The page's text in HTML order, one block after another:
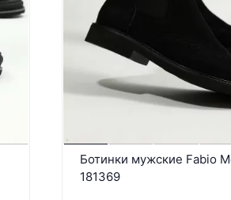
Ботинки мужские Fabio
181369